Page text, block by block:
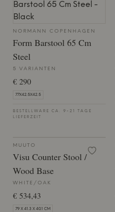
NORMANN COPENHAGEN
Form Barstool 65 Cm
Steel
5 VARIANTEN
€ 290
77X42.5X42.5
BESTELLWARE CA. 9-21 TAGE
LIEFERZEIT
MUUTO
Visu Counter Stool /
Wood Base
WHITE/OAK
€ 534,43
79 X 41.3 X 40.1 CM